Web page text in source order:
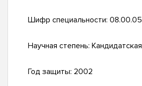
Шифр специальности: 08.00.05
Научная степень: Кандидатская
Год защиты: 2002